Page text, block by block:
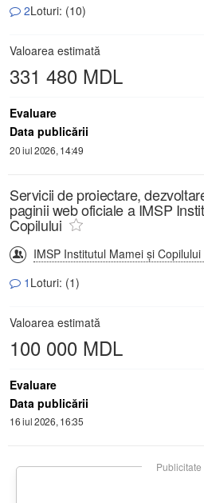
2Loturi: (10)
Valoarea estimată
331 480 MDL
Evaluare
Data publicării
20 iul 2026, 14:49
Servicii de proiectare,
paginii web oficiale a IMSP
Copilului
IMSP Institutul Mamei și Copilului
1 Loturi: (1)
Valoarea estimată
100 000 MDL
Evaluare
Data publicării
16 iul 2026, 16:35
Publicitate